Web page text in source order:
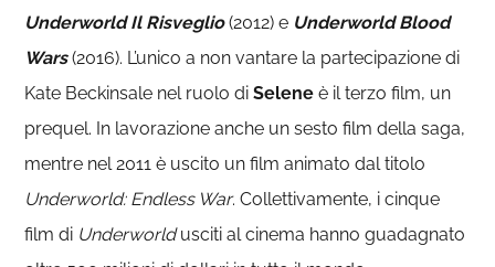
Underworld Il Risveglio(2012) e Underworld Blood
Wars(2016). L’unico a non vantare la partecipazione di
Kate Beckinsale nel ruolo diSelene è il terzo film, un
prequel. In lavorazione anche un sesto film della saga,
mentre nel 2011 è uscito un film animato dal titolo
Underworld: Endless War. Collettivamente, i cinque
film di Underworldusciti al cinema hanno guadagnato